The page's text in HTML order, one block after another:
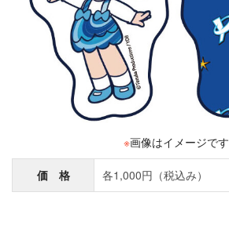
※画像はイメージです
価 格 各1,000円（税込み）